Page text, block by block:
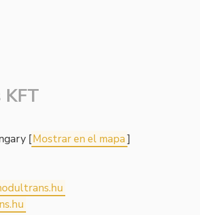
[Mostrar en el mapa ]